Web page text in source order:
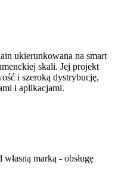
ukierunkowana na smart
skali. Jej projekt
i szeroką dystrybucję,
i aplikacjami.
marką - obsługę